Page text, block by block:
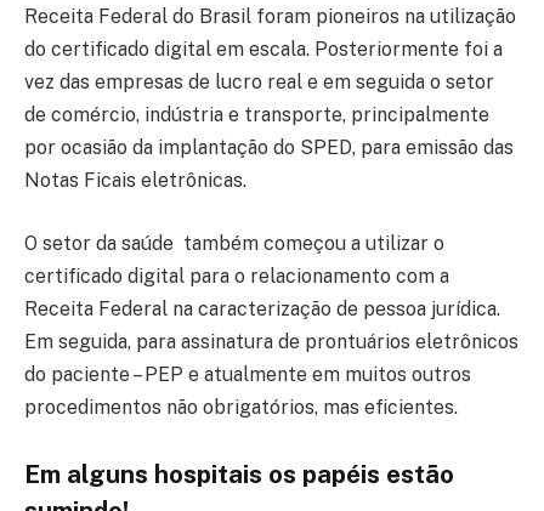
Receita Federal do Brasil foram pioneiros na utilização
do certificado digital em escala. Posteriormente foi a
vez das empresas de lucro real e em seguida o setor
de comércio, indústria e transporte, principalmente
por ocasião da implantação do SPED, para emissão das
Notas Ficais eletrônicas.
O setor da saúde também começou a utilizar o
certificado digital para o relacionamento com a
Receita Federal na caracterização de pessoa jurídica.
Em seguida, para assinatura de prontuários eletrônicos
do paciente – PEP e atualmente em muitos outros
procedimentos não obrigatórios, mas eficientes.
Em alguns hospitais os papéis estão